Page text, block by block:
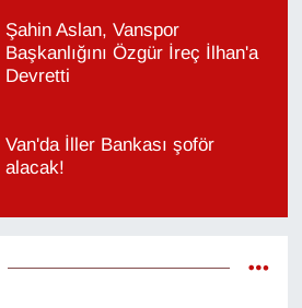
Şahin Aslan, Vanspor
Başkanlığını Özgür İreç İlhan'a
Devretti
Van'da İller Bankası şoför
alacak!